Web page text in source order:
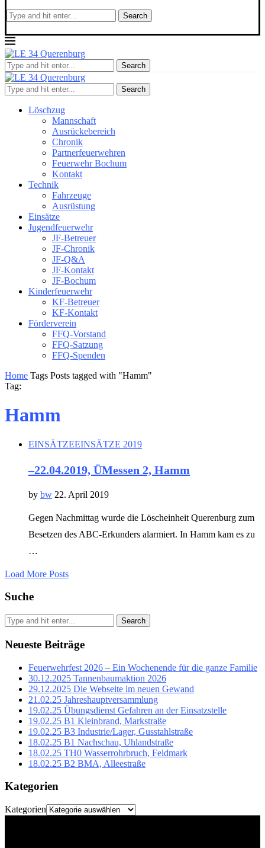
Search
Search
Search
Löschzug
Mannschaft
Ausrückebereich
Chronik
Partnerfeuerwehren
Feuerwehr Bochum
Kontakt
Technik
Fahrzeuge
Ausrüstung
Einsätze
Jugendfeuerwehr
JF-Betreuer
JF-Chronik
JF-Q&A
JF-Kontakt
JF-Bochum
Kinderfeuerwehr
KF-Betreuer
KF-Kontakt
Förderverein
FFQ-Vorstand
FFQ-Satzung
FFQ-Spenden
Home Tags Posts tagged with "Hamm"
Tag:
Hamm
EINSÄTZEEINSÄTZE 2019
–22.04.2019, ÜMessen 2, Hamm
by bw 22. April 2019
Gegen Nachmittag wurde die Löscheinheit Querenburg zum
Besetzen des ABC-Erkunders alarmiert. In Hamm kam es zu
…
Load More Posts
Suche
Search
Neueste Beiträge
Feuerwehrfest 2026 – Ein Wochenende für die ganze Familie
30.12.2025 Tannenbaumaktion 2026
29.12.2025 Die Webseite im neuen Gewand
21.02.25 Jahreshauptversammlung
19.02.25 Übungsdienst Gefahren an der Einsatzstelle
19.02.25 B1 Kleinbrand, Markstraße
19.02.25 B3 Industrie/Lager, Gusstahlstraße
18.02.25 B1 Nachschau, Uhlandstraße
18.02.25 TH0 Wasserrohrbruch, Feldmark
18.02.25 B2 BMA, Alleestraße
Kategorien
Kategorien